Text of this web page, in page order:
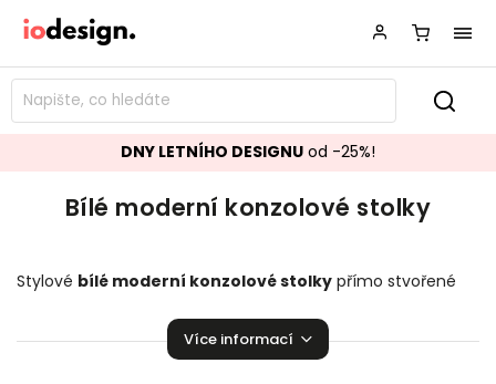
DNY LETNÍHO DESIGNU od -25%!
Bílé moderní konzolové stolky
Stylové bílé moderní konzolové stolky přímo stvořené
do vaší domácnosti.
Více informací